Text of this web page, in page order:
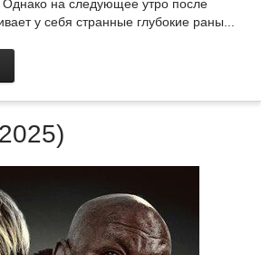
на следующее утро после
у себя странные глубокие раны...